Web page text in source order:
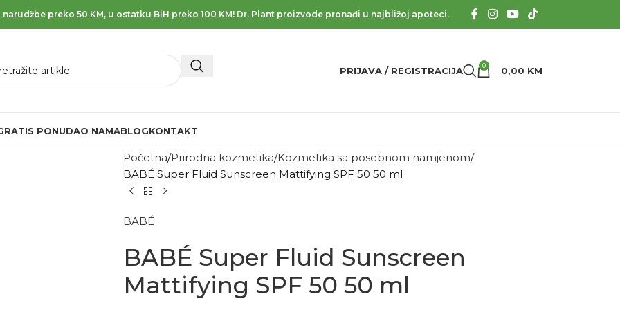
preko 50 KM, u ostatku BiH preko 100 KM! Dr. Plant proizvode pronađi u najbližoj apoteci.
PRIJAVA / REGISTRACIJA 0 0,00 KM
PONUDAO NAMABLOGKONTAKT
Početna Prirodna kozmetika Kozmetika sa posebnom namjenom
BABÉ Super Fluid Sunscreen Mattifying SPF 50 50 ml
BABÉ
BABÉ Super Fluid Sunscreen
Mattifying SPF 50 50 ml